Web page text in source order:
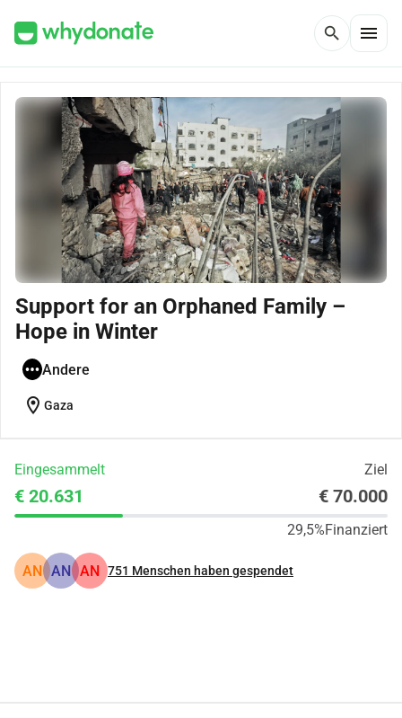
search menu
Support for an Orphaned Family –
Hope in Winter
Andere
location_on Gaza
Eingesammelt Ziel
€ 20.631 € 70.000
29,5%Finanziert
AN AN AN 751 Menschen haben gespendet